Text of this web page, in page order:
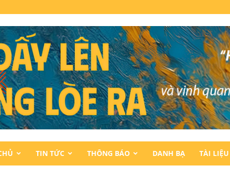
TIN TỨC THÔNG BÁO DANH BẠ TÀI LIỆU